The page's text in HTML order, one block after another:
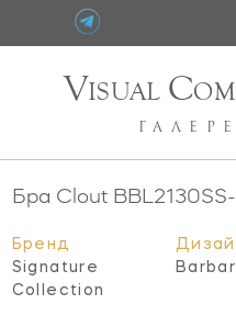
VISUAL C
Бра Clout BBL2130SS-
Бренд
Signature
Collection